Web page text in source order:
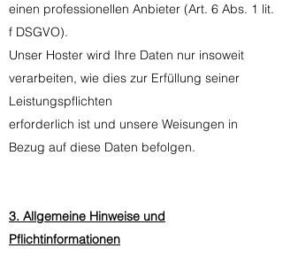
einen professionellen Anbieter (Art. 6 Abs. 1 lit.
f DSGVO).
Unser Hoster wird Ihre Daten nur insoweit
verarbeiten, wie dies zur Erfüllung seiner
Leistungspflichten
erforderlich ist und unsere Weisungen in
Bezug auf diese Daten befolgen.
3. Allgemeine Hinweise und
Pflichtinformationen